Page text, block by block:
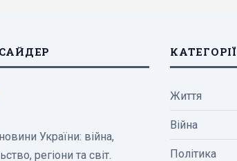
України: війна,
регіони та світ.
КАТЕГОРІЇ
Життя
Війна
Політика